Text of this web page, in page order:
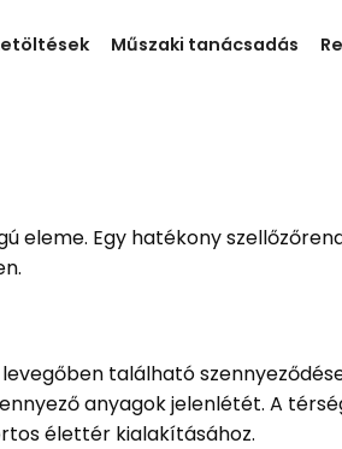
Műszaki tanácsadás
eleme. Egy hatékony
található
anyagok jelenlétét. A
élettér kialakításához.